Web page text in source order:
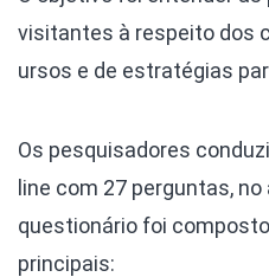
visitantes à respeito dos
ursos e de estratégias
Os pesquisadores
line com 27 perguntas, no
questionário foi
principais: